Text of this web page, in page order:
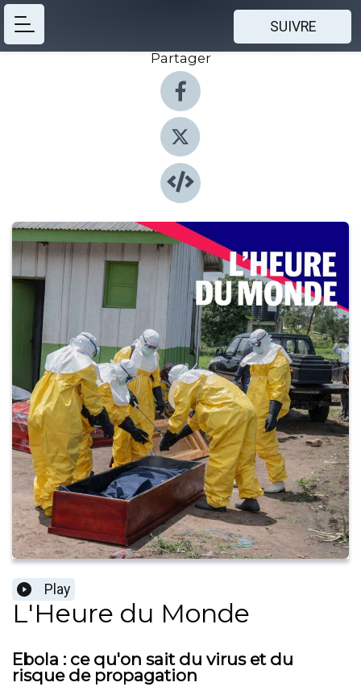
SUIVRE
Partager
Play
L'Heure du Monde
Ebola : ce qu'on sait du virus et du
risque de propagation